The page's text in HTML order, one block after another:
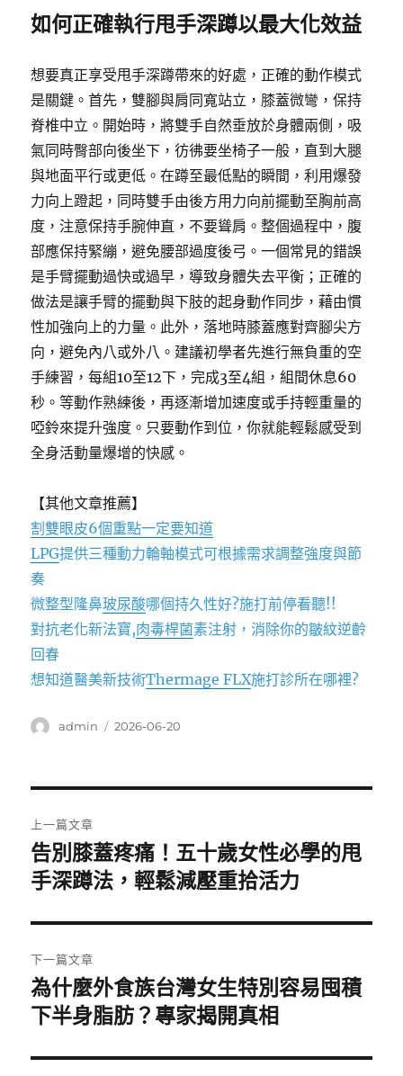
如何正確執行甩手深蹲以最大化效益
想要真正享受甩手深蹲帶來的好處，正確的動作模式
是關鍵。首先，雙腳與肩同寬站立，膝蓋微彎，保持
脊椎中立。開始時，將雙手自然垂放於身體兩側，吸
氣同時臀部向後坐下，彷彿要坐椅子一般，直到大腿
與地面平行或更低。在蹲至最低點的瞬間，利用爆發
力向上蹬起，同時雙手由後方用力向前擺動至胸前高
度，注意保持手腕伸直，不要聳肩。整個過程中，腹
部應保持緊繃，避免腰部過度後弓。一個常見的錯誤
是手臂擺動過快或過早，導致身體失去平衡；正確的
做法是讓手臂的擺動與下肢的起身動作同步，藉由慣
性加強向上的力量。此外，落地時膝蓋應對齊腳尖方
向，避免內八或外八。建議初學者先進行無負重的空
手練習，每組10至12下，完成3至4組，組間休息60
秒。等動作熟練後，再逐漸增加速度或手持輕重量的
啞鈴來提升強度。只要動作到位，你就能輕鬆感受到
全身活動量爆增的快感。
【其他文章推薦】
割雙眼皮6個重點一定要知道
LPG提供三種動力輪軸模式可根據需求調整強度與節
奏
微整型隆鼻玻尿酸哪個持久性好?施打前停看聽!!
對抗老化新法寶,肉毒桿菌素注射，消除你的皺紋逆齡
回春
想知道醫美新技術Thermage FLX施打診所在哪裡?
作
admin
發
2026-06-20
章
導
覽
上一篇文章
上
一
文
章:
告別膝蓋疼痛！五十歲女性必學的甩
手深蹲法，輕鬆減壓重拾活力
下一篇文章
下
一
文
為什麼外食族台灣女生特別容易囤積
下半身脂肪？專家揭開真相